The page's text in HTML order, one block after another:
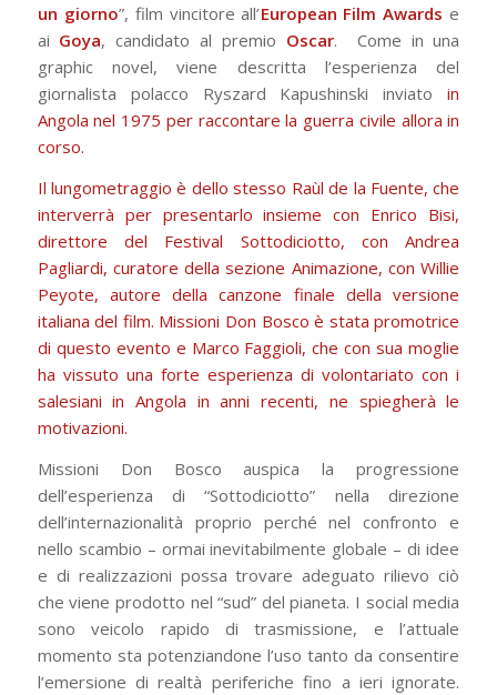
un giorno”, film vincitore all’European Film Awards e
ai Goya, candidato al premio Oscar. Come in una
graphic novel, viene descritta l’esperienza del
giornalista polacco Ryszard Kapushinski inviato in
Angola nel 1975 per raccontare la guerra civile allora in
corso.
Il lungometraggio è dello stesso Raùl de la Fuente, che
interverrà per presentarlo insieme con Enrico Bisi,
direttore del Festival Sottodiciotto, con Andrea
Pagliardi, curatore della sezione Animazione, con Willie
Peyote, autore della canzone finale della versione
italiana del film. Missioni Don Bosco è stata promotrice
di questo evento e Marco Faggioli, che con sua moglie
ha vissuto una forte esperienza di volontariato con i
salesiani in Angola in anni recenti, ne spiegherà le
motivazioni.
Missioni Don Bosco auspica la progressione
dell’esperienza di “Sottodiciotto” nella direzione
dell’internazionalità proprio perché nel confronto e
nello scambio – ormai inevitabilmente globale – di idee
e di realizzazioni possa trovare adeguato rilievo ciò
che viene prodotto nel “sud” del pianeta. I social media
sono veicolo rapido di trasmissione, e l’attuale
momento sta potenziandone l’uso tanto da consentire
l’emersione di realtà periferiche fino a ieri ignorate.